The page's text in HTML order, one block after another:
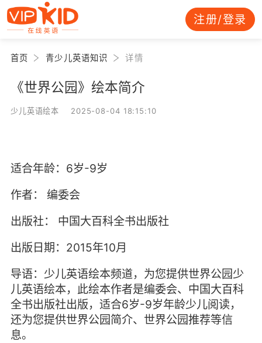
注册/登录
首页 青少儿英语知识 详情
《世界公园》绘本简介
少儿英语绘本 2025-08-04 18:15:10
适合年龄：6岁-9岁
作者：
编委会
出版社：
中国大百科全书出版社
出版日期：2015年10月
导语：少儿英语绘本频道，为您提供世界公园少
儿英语绘本，此绘本作者是编委会、中国大百科
全书出版社出版，适合6岁-9岁年龄少儿阅读，
还为您提供世界公园简介、世界公园推荐等信
息。